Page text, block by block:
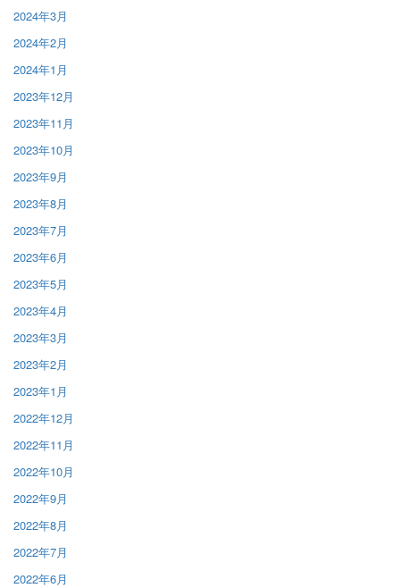
2024年3月
2024年2月
2024年1月
2023年12月
2023年11月
2023年10月
2023年9月
2023年8月
2023年7月
2023年6月
2023年5月
2023年4月
2023年3月
2023年2月
2023年1月
2022年12月
2022年11月
2022年10月
2022年9月
2022年8月
2022年7月
2022年6月